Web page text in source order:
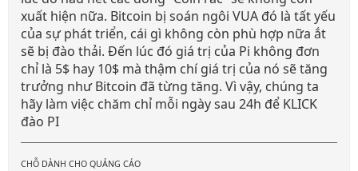
xuất hiện nữa. Bitcoin bị soán ngôi VUA đó là tất yếu
của sự phát triển, cái gì không còn phù hợp nữa ắt
sẽ bị đào thải. Đến lúc đó giá trị của Pi không đơn
chỉ là 5$ hay 10$ mà thậm chí giá trị của nó sẽ tăng
trưởng như Bitcoin đã từng tăng. Vì vậy, chúng ta
hãy làm việc chăm chỉ mỗi ngày sau 24h để KLICK
đào PI
CHỖ DÀNH CHO QUẢNG CÁO